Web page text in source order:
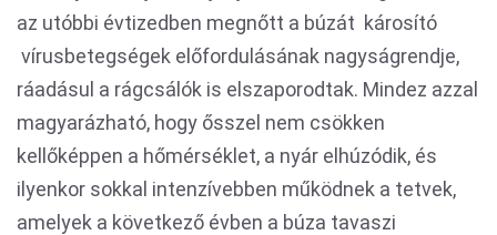
az utóbbi évtizedben megnőtt a búzát károsító
vírusbetegségek előfordulásának nagyságrendje,
ráadásul a rágcsálók is elszaporodtak. Mindez azzal
magyarázható, hogy ősszel nem csökken
kellőképpen a hőmérséklet, a nyár elhúzódik, és
ilyenkor sokkal intenzívebben működnek a tetvek,
amelyek a következő évben a búza tavaszi